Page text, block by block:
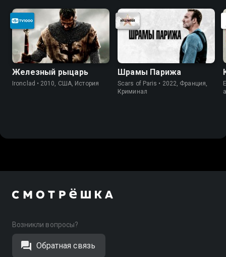
Железный рыцарь
Ironclad • 2010, США, История
Шрамы Парижа
Scars of Paris • 2022, Франция,
Криминал
Возникли вопросы?
Обратная связь